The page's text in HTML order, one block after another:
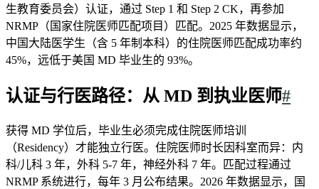
生教育委员会）认证，通过 Step 1 和 Step 2 CK，再参加
NRMP（国家住院医师匹配项目）匹配。2025 年数据显示，
中国大陆医学生（含 5 年制本科）的住院医师匹配成功率约
45%，远低于美国 MD 毕业生的 93%。
认证与行医路径：从 MD 到执业医师#
获得 MD 学位后，毕业生必须完成住院医师培训
（Residency）才能独立行医。住院医师时长因科室而异：内
科/儿科 3 年，外科 5-7 年，神经外科 7 年。匹配过程通过
NRMP 系统进行，每年 3 月公布结果。2026 年数据显示，国